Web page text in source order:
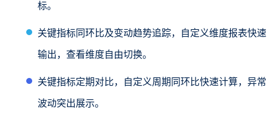
标。
关键指标同环比及变动趋势追踪，自定义维度报表快速
输出，查看维度自由切换。
关键指标定期对比，自定义周期同环比快速计算，异常
波动突出展示。